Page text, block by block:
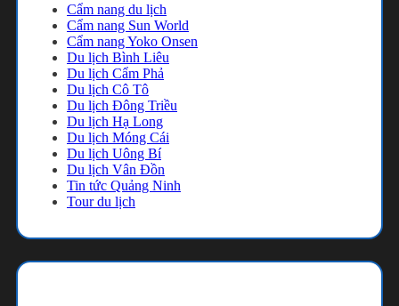
Cẩm nang du lịch
Cẩm nang Sun World
Cẩm nang Yoko Onsen
Du lịch Bình Liêu
Du lịch Cẩm Phả
Du lịch Cô Tô
Du lịch Đông Triều
Du lịch Hạ Long
Du lịch Móng Cái
Du lịch Uông Bí
Du lịch Vân Đồn
Tin tức Quảng Ninh
Tour du lịch